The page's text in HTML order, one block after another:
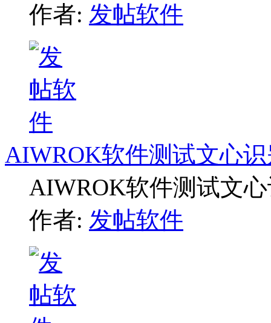
作者: 发帖软件
AIWROK软件测试文心
AIWROK软件测试文
作者: 发帖软件